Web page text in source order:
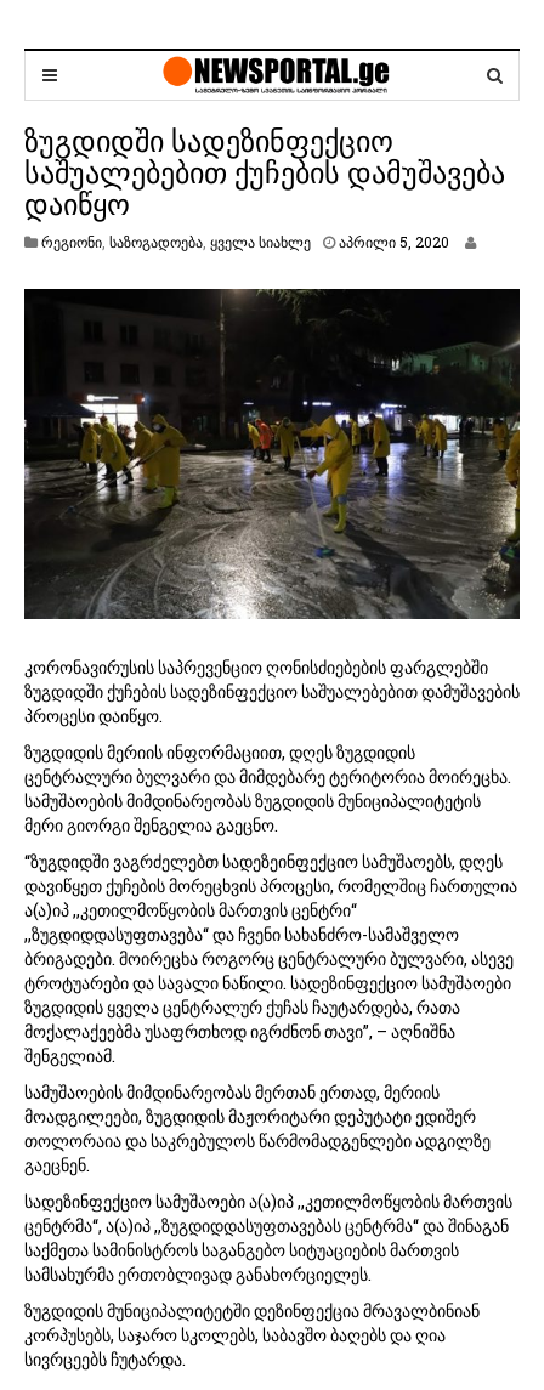
ზუგდიდში სადეზინფექციო
საშუალებებით ქუჩების დამუშავება
დაიწყო
რეგიონი საზოგადოება ყველა სიახლე აპრილი 5, 2020
ი
5
0
2
0
კორონავირუსის საპრევენციო ღონისძიებების ფარგლებში
ზუგდიდში ქუჩების სადეზინფექციო საშუალებებით დამუშავების
პროცესი დაიწყო.
ზუგდიდის მერიის ინფორმაციით, დღეს ზუგდიდის
ცენტრალური ბულვარი და მიმდებარე ტერიტორია მოირეცხა.
სამუშაოების მიმდინარეობას ზუგდიდის მუნიციპალიტეტის
მერი გიორგი შენგელია გაეცნო.
“ზუგდიდში ვაგრძელებთ სადეზეინფექციო სამუშაოებს, დღეს
დავიწყეთ ქუჩების მორეცხვის პროცესი, რომელშიც ჩართულია
ა(ა)იპ ,,კეთილმოწყობის მართვის ცენტრი“
,,ზუგდიდდასუფთავება“ და ჩვენი სახანძრო-სამაშველო
ბრიგადები. მოირეცხა როგორც ცენტრალური ბულვარი, ასევე
ტროტუარები და სავალი ნაწილი. სადეზინფექციო სამუშაოები
ზუგდიდის ყველა ცენტრალურ ქუჩას ჩაუტარდება, რათა
მოქალაქეებმა უსაფრთხოდ იგრძნონ თავი”, – აღნიშნა
შენგელიამ.
სამუშაოების მიმდინარეობას მერთან ერთად, მერიის
მოადგილეები, ზუგდიდის მაჟორიტარი დეპუტატი ედიშერ
თოლორაია და საკრებულოს წარმომადგენლები ადგილზე
გაეცნენ.
სადეზინფექციო სამუშაოები ა(ა)იპ ,,კეთილმოწყობის მართვის
ცენტრმა“, ა(ა)იპ ,,ზუგდიდდასუფთავებას ცენტრმა“ და შინაგან
საქმეთა სამინისტროს საგანგებო სიტუაციების მართვის
სამსახურმა ერთობლივად განახორციელეს.
ზუგდიდის მუნიციპალიტეტში დეზინფექცია მრავალბინიან
კორპუსებს, საჯარო სკოლებს, საბავშო ბაღებს და ღია
სივრცეებს ჩუტარდა.